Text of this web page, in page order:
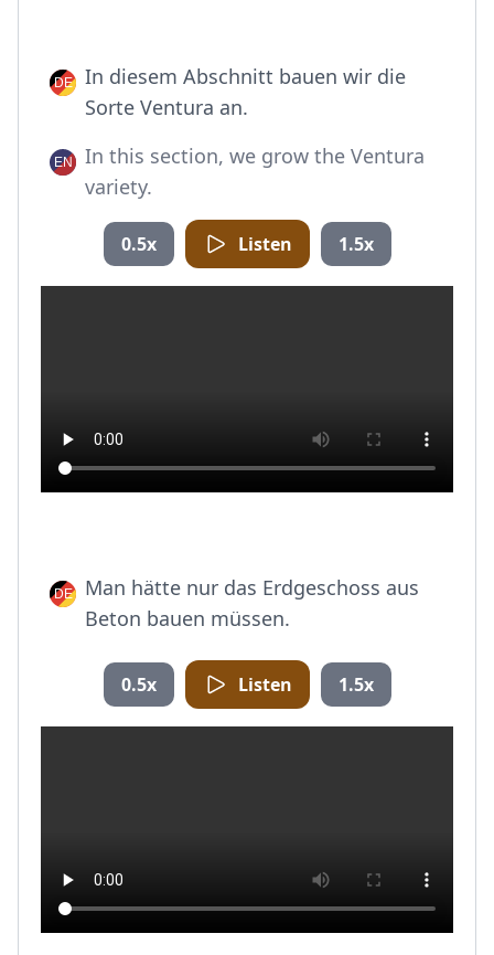
In diesem Abschnitt bauen wir die
Sorte Ventura an.
In this section, we grow the Ventura
variety.
0.5x Listen 1.5x
Man hätte nur das Erdgeschoss aus
Beton bauen müssen.
0.5x Listen 1.5x